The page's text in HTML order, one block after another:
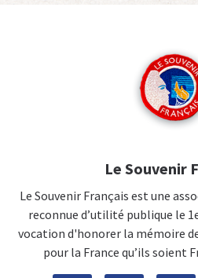
Le Souvenir
Le Souvenir Français est une
reconnue d’utilité publique le
vocation d'honorer la mémoire
pour la France qu’ils soient